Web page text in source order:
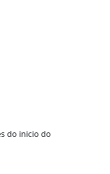
do inicio do